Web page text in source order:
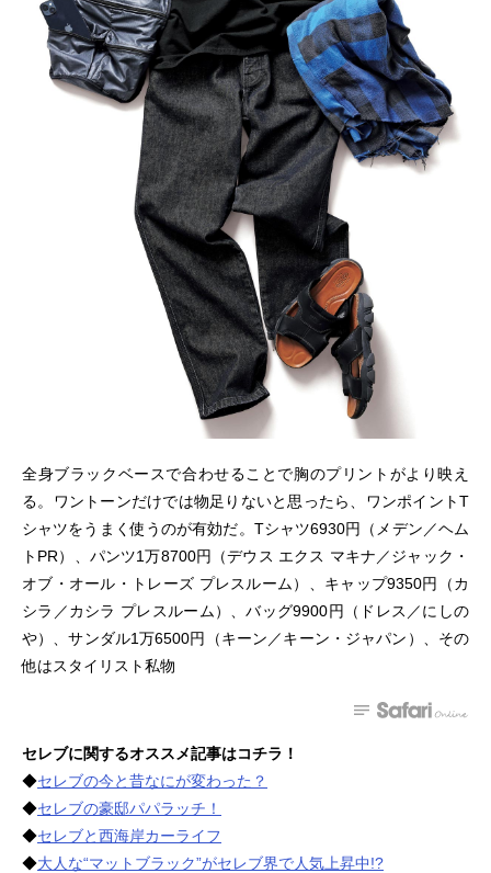
全身ブラックベースで合わせることで胸のプリントがより映え
る。ワントーンだけでは物足りないと思ったら、ワンポイントT
シャツをうまく使うのが有効だ。Tシャツ6930円（メデン／ヘム
トPR）、パンツ1万8700円（デウス エクス マキナ／ジャック・
オブ・オール・トレーズ プレスルーム）、キャップ9350円（カ
シラ／カシラ プレスルーム）、バッグ9900円（ドレス／にしの
や）、サンダル1万6500円（キーン／キーン・ジャパン）、その
他はスタイリスト私物
セレブに関するオススメ記事はコチラ！
◆セレブの今と昔なにが変わった？
◆セレブの豪邸パパラッチ！
◆セレブと西海岸カーライフ
◆大人な“マットブラック”がセレブ界で人気上昇中!?